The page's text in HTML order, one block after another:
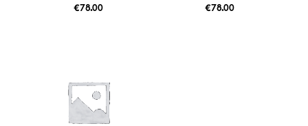
€78.00 €78.00